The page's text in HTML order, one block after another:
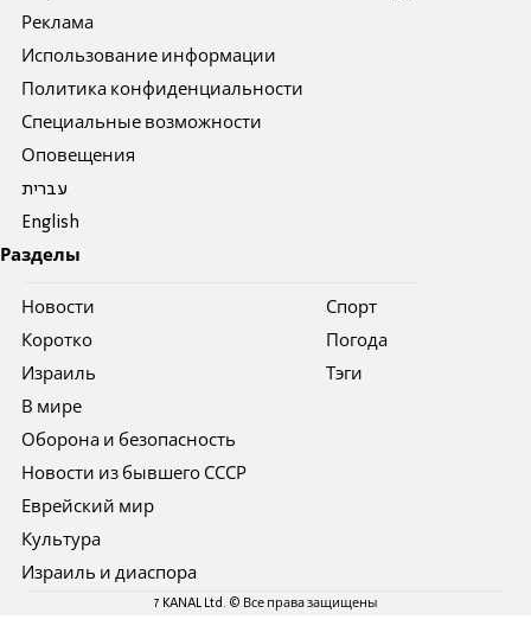
Реклама
Использование информации
Политика конфиденциальности
Специальные возможности
Оповещения
עברית
English
Разделы
Новости
Коротко
Израиль
В мире
Оборона и безопасность
Новости из бывшего СССР
Еврейский мир
Культура
Израиль и диаспора
Спорт
Погода
Тэги
7 KANAL Ltd. © Все права защищены